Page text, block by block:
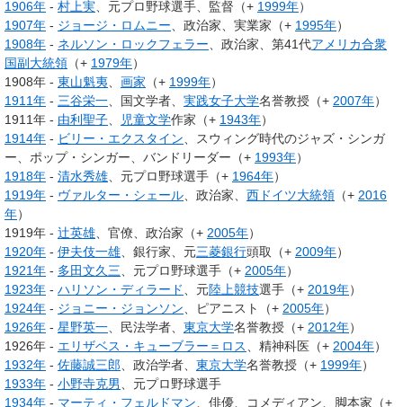
1906年 - 村上実 、元プロ野球選手、監督（+ 1999年）
1907年 - ジョージ・ロムニー 、政治家、実業家（+ 1995年）
1908年 - ネルソン・ロックフェラー 、政治家、第41代アメリカ合衆
国副大統領 （+ 1979年）
1908年 - 東山魁夷 画家 （+ 1999年）
1911年 - 三谷栄一 、国文学者、 実践女子大学名誉教授（+ 2007年）
1911年 - 由利聖子 児童文学作家（+ 1943年）
1914年 - ビリー・エクスタイン 、スウィング時代のジャズ・シンガ
ー、ポップ・シンガー、バンドリーダー（+ 1993年）
1918年 - 清水秀雄 、元プロ野球選手（+ 1964年）
1919年 - ヴァルター・シェール 、政治家、 西ドイツ大統領 （+ 2016
年）
1919年 - 辻英雄 、官僚、政治家（+ 2005年）
1920年 - 伊夫伎一雄 、銀行家、元三菱銀行頭取（+ 2009年）
1921年 - 多田文久三 、元プロ野球選手（+ 2005年）
1923年 - ハリソン・ディラード 、元陸上競技選手（+ 2019年）
1924年 - ジョニー・ジョンソン 、ピアニスト（+ 2005年）
1926年 - 星野英一 、民法学者、 東京大学名誉教授（+ 2012年）
1926年 - エリザベス・キューブラー＝ロス 、精神科医（+ 2004年）
1932年 - 佐藤誠三郎 、政治学者、 東京大学名誉教授（+ 1999年）
1933年 - 小野寺克男
、元プロ野球選手
1934年 - マーティ・フェルドマン 、俳優、コメディアン、脚本家（+